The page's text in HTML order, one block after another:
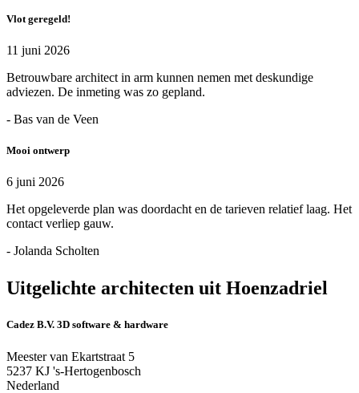
Vlot geregeld!
11 juni 2026
Betrouwbare architect in arm kunnen nemen met deskundige
adviezen. De inmeting was zo gepland.
- Bas van de Veen
Mooi ontwerp
6 juni 2026
Het opgeleverde plan was doordacht en de tarieven relatief laag. Het
contact verliep gauw.
- Jolanda Scholten
Uitgelichte architecten uit Hoenzadriel
Cadez B.V. 3D software & hardware
Meester van Ekartstraat 5
5237 KJ 's-Hertogenbosch
Nederland